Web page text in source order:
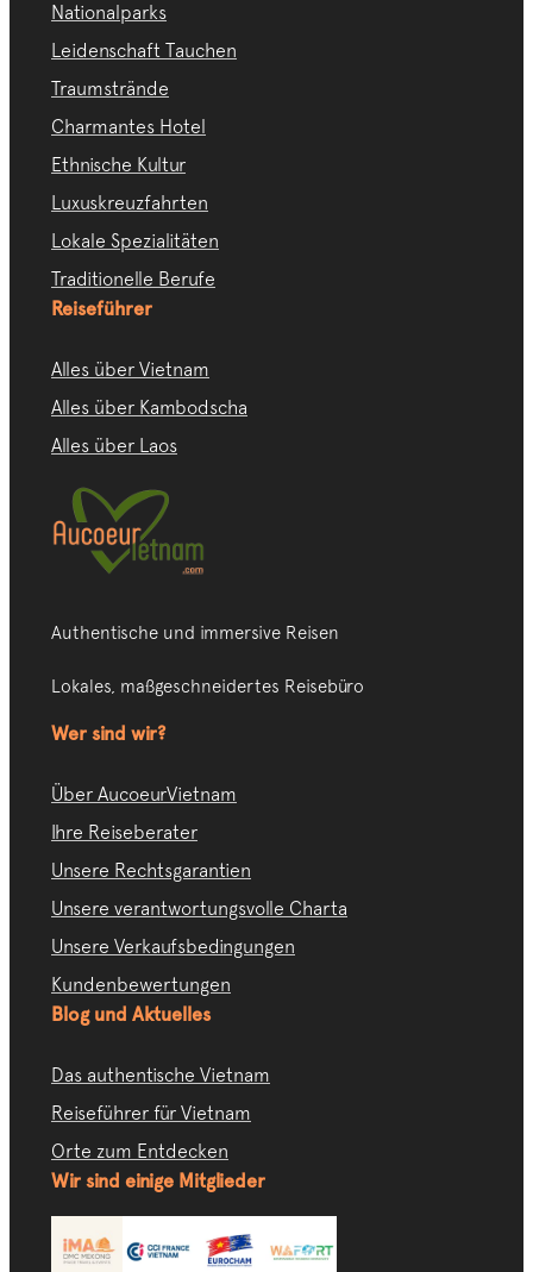
Nationalparks
Leidenschaft Tauchen
Traumstrände
Charmantes Hotel
Ethnische Kultur
Luxuskreuzfahrten
Lokale Spezialitäten
Traditionelle Berufe
Reiseführer
Alles über Vietnam
Alles über Kambodscha
Alles über Laos
Authentische und immersive Reisen
Lokales, maßgeschneidertes Reisebüro
Wer sind wir?
Über AucoeurVietnam
Ihre Reiseberater
Unsere Rechtsgarantien
Unsere verantwortungsvolle Charta
Unsere Verkaufsbedingungen
Kundenbewertungen
Blog und Aktuelles
Das authentische Vietnam
Reiseführer für Vietnam
Orte zum Entdecken
Wir sind einige Mitglieder